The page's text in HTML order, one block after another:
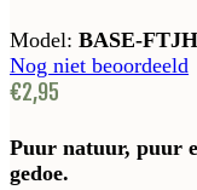
Model: BASE-FTJH
Nog niet beoordeeld
€2,95
Puur natuur, puur
gedoe.